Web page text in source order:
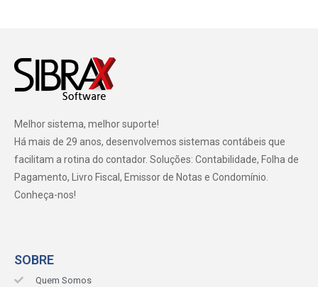
Melhor sistema, melhor suporte!
Há mais de 29 anos, desenvolvemos sistemas contábeis que
facilitam a rotina do contador. Soluções: Contabilidade, Folha de
Pagamento, Livro Fiscal, Emissor de Notas e Condomínio.
Conheça-nos!
SOBRE
Quem Somos